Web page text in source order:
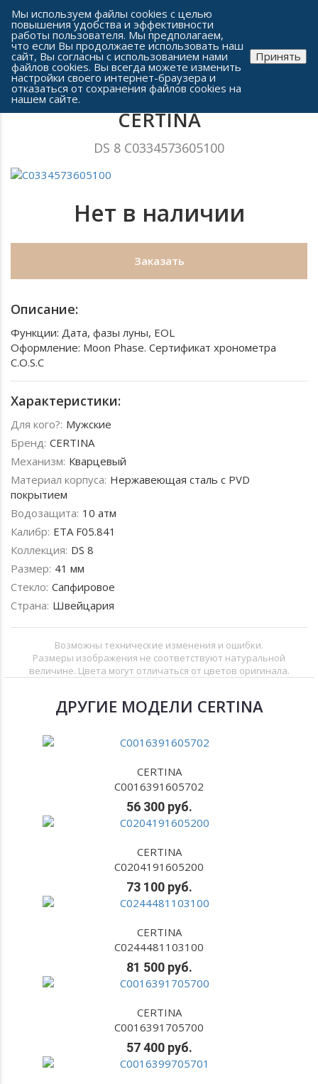
Сеть часовых салонов г. Челябинска
Мужские часы
CERTINA
DS 8 C0334573605100
Нет в наличии
Заказать
Описание:
Функции: Дата, фазы луны, EOL
Оформление: Moon Phase. Сертификат хронометра
C.O.S.C
Характеристики:
Для кого?: Мужские
Бренд: CERTINA
Механизм: Кварцевый
Материал корпуса: Нержавеющая сталь с PVD
покрытием
Водозащита: 10 атм
Калибр: ETA F05.841
Коллекция: DS 8
Размер: 41 мм
Стекло: Сапфировое
Страна: Швейцария
Возможны технические изменения и ошибки.
Размеры изображения не соответствуют натуральной
величине. Цвета могут отличаться от цветов оригинала.
ДРУГИЕ МОДЕЛИ CERTINA
CERTINA
C0016391605702
56 300 руб.
CERTINA
C0204191605200
73 100 руб.
CERTINA
C0244481103100
81 500 руб.
CERTINA
C0016391705700
57 400 руб.
Мы используем файлы cookies с целью
повышения удобства и эффективности
работы пользователя. Мы предполагаем,
что если Вы продолжаете использовать наш
сайт, Вы согласны с использованием нами
файлов cookies. Вы всегда можете изменить
настройки своего интернет-браузера и
отказаться от сохранения файлов cookies на
нашем сайте.
Принять